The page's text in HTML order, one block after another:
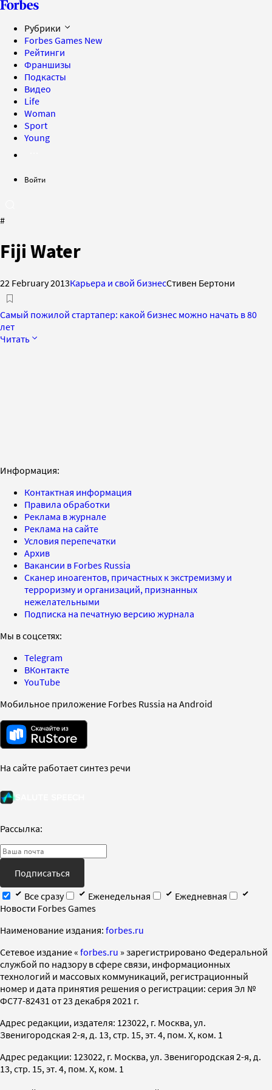
Рубрики
Forbes Games New
Рейтинги
Франшизы
Подкасты
Видео
Life
Woman
Sport
Young
Войти
#
Fiji Water
22 February 2013Карьера и свой бизнесСтивен Бертони
Самый пожилой стартапер: какой бизнес можно начать в 80
лет
Читать
Информация:
Контактная информация
Правила обработки
Реклама в журнале
Реклама на сайте
Условия перепечатки
Архив
Вакансии в Forbes Russia
Сканер иноагентов, причастных к экстремизму и
терроризму и организаций, признанных
нежелательными
Подписка на печатную версию журнала
Мы в соцсетях:
Telegram
ВКонтакте
YouTube
Мобильное приложение Forbes Russia на Android
На сайте работает синтез речи
Рассылка:
Подписаться
Все сразу
Еженедельная
Ежедневная
Новости Forbes Games
Наименование издания: forbes.ru
Cетевое издание « forbes.ru » зарегистрировано Федеральной
службой по надзору в сфере связи, информационных
технологий и массовых коммуникаций, регистрационный
номер и дата принятия решения о регистрации: серия Эл №
ФС77-82431 от 23 декабря 2021 г.
Адрес редакции, издателя: 123022, г. Москва, ул.
Звенигородская 2-я, д. 13, стр. 15, эт. 4, пом. X, ком. 1
Адрес редакции: 123022, г. Москва, ул. Звенигородская 2-я, д.
13, стр. 15, эт. 4, пом. X, ком. 1